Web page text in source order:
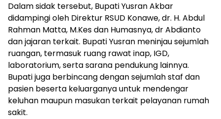
Dalam sidak tersebut, Bupati Yusran Akbar
didampingi oleh Direktur RSUD Konawe, dr. H. Abdul
Rahman Matta, M.Kes dan Humasnya, dr Abdianto
dan jajaran terkait. Bupati Yusran meninjau sejumlah
ruangan, termasuk ruang rawat inap, IGD,
laboratorium, serta sarana pendukung lainnya.
Bupati juga berbincang dengan sejumlah staf dan
pasien beserta keluarganya untuk mendengar
keluhan maupun masukan terkait pelayanan rumah
sakit.